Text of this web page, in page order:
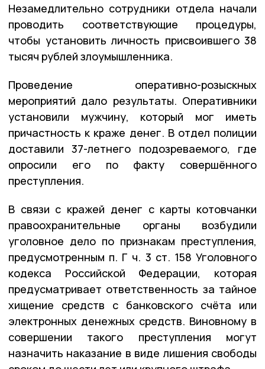
Незамедлительно сотрудники отдела начали
проводить соответствующие процедуры,
чтобы установить личность присвоившего 38
тысяч рублей злоумышленника.
Проведение оперативно-розыскных
мероприятий дало результаты. Оперативники
установили мужчину, который мог иметь
причастность к краже денег. В отдел полиции
доставили 37-летнего подозреваемого, где
опросили его по факту совершённого
преступления.
В связи с кражей денег с карты котовчанки
правоохранительные органы возбудили
уголовное дело по признакам преступления,
предусмотренным п. Г ч. 3 ст. 158 Уголовного
кодекса Российской Федерации, которая
предусматривает ответственность за тайное
хищение средств с банковского счёта или
электронных денежных средств. Виновному в
совершении такого преступления могут
назначить наказание в виде лишения свободы